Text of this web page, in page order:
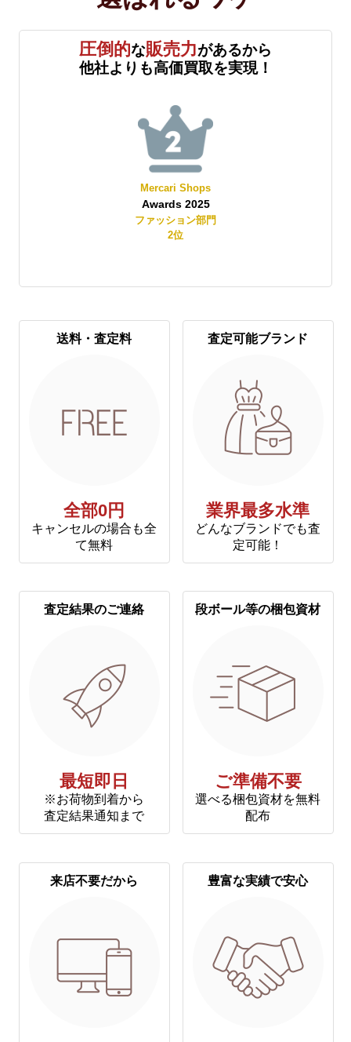
圧倒的な販売力があるから
他社よりも高価買取を実現！
Mercari Shops
Awards 2025
ファッション部門
2位
送料・査定料
全部0円
キャンセルの場合も全
て無料
査定可能ブランド
業界最多水準
どんなブランドでも査
定可能！
査定結果のご連絡
最短即日
※お荷物到着から
査定結果通知まで
段ボール等の梱包資材
ご準備不要
選べる梱包資材を無料
配布
来店不要だから 豊富な実績で安心